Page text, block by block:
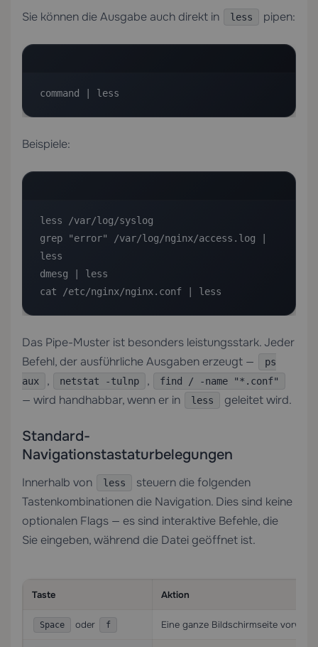
Sie können die Ausgabe auch direkt in less pipen:
command | less
Beispiele:
less /var/log/syslog
grep "error" /var/log/nginx/access.log |
less
dmesg | less
cat /etc/nginx/nginx.conf | less
Das Pipe-Muster ist besonders leistungsstark. Jeder
Befehl, der ausführliche Ausgaben erzeugt —
ps
aux
, netstat -tulnp , find / -name "*.conf"
— wird handhabbar, wenn er in less geleitet wird.
Standard-
Navigationstastaturbelegungen
Innerhalb von less
steuern die folgenden
Tastenkombinationen die Navigation. Dies sind keine
optionalen Flags — es sind interaktive Befehle, die
Sie eingeben, während die Datei geöffnet ist.
Taste Aktion
Space oder f Eine ganze Bildschirmseite